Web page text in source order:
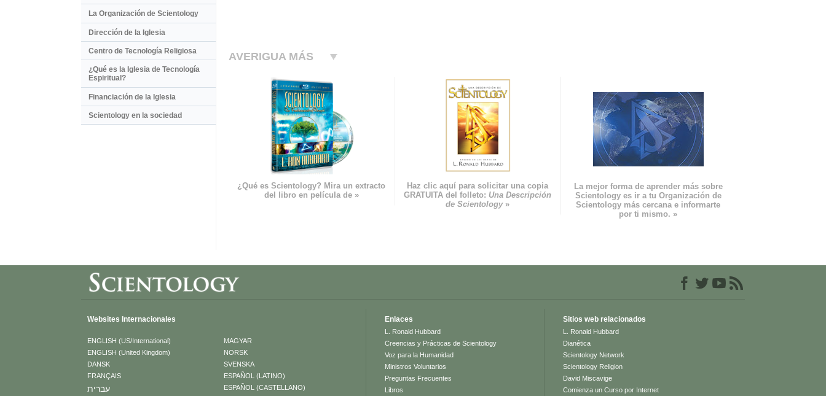
AVERIGUA MÁS
¿Qué es Scientology? Mira un extracto
del libro en película de »
Haz clic aquí para solicitar una copia
GRATUITA del folleto: Una Descripción
de Scientology»
La mejor forma de aprender más sobre
Scientology es ir a tu Organización de
Scientology más cercana e informarte
por ti mismo. »
La Organización de Scientology
Dirección de la Iglesia
Centro de Tecnología Religiosa
¿Qué es la Iglesia de Tecnología
Espiritual?
Financiación de la Iglesia
Scientology en la sociedad
Websites Internacionales
ENGLISH (US/International)
ENGLISH (United Kingdom)
DANSK
FRANÇAIS
עברית
MAGYAR
NORSK
SVENSKA
ESPAÑOL (LATINO)
ESPAÑOL (CASTELLANO)
Enlaces
L. Ronald Hubbard
Creencias y Prácticas de Scientology
Voz para la Humanidad
Ministros Voluntarios
Preguntas Frecuentes
Libros
Sitios web relacionados
L. Ronald Hubbard
Dianética
Scientology Network
Scientology Religion
David Miscavige
Comienza un Curso por Internet